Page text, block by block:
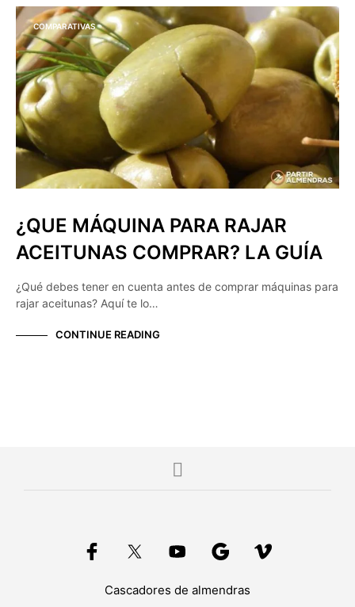
COMPARATIVAS
¿QUE MÁQUINA PARA RAJAR
ACEITUNAS COMPRAR? LA GUÍA
¿Qué debes tener en cuenta antes de comprar máquinas para
rajar aceitunas? Aquí te lo…
CONTINUE READING
Cascadores de almendras